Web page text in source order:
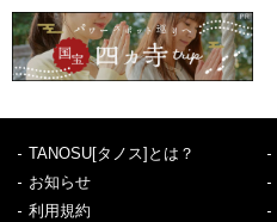
TANOSU[タノス]とは？
お知らせ
利用規約